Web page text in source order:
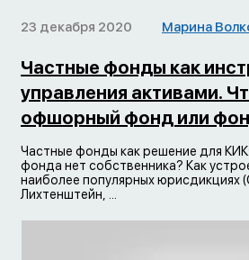
23 декабря 2020 Марина
Частные фонды как
управления активами.
офшорный фонд или
Частные фонды как решение для
фонда нет собственника? Как
наиболее популярных юрисдикциях
Лихтенштейн, ...